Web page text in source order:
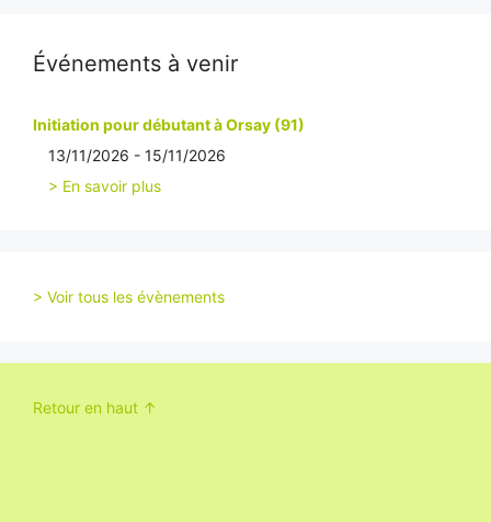
Événements à venir
Initiation pour débutant à Orsay (91)
13/11/2026 - 15/11/2026
> En savoir plus
> Voir tous les évènements
Retour en haut ↑